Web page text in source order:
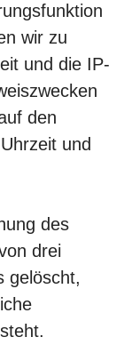
wir zu
und die IP-
den
und
des
drei
gelöscht,